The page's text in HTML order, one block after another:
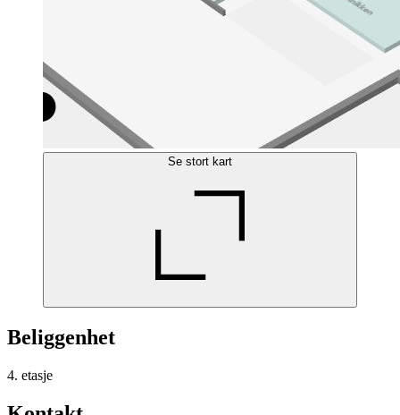
Se stort kart
Beliggenhet
4. etasje